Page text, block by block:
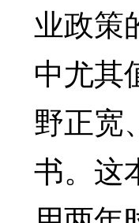
业政策
中尤其
野正宽
书。这